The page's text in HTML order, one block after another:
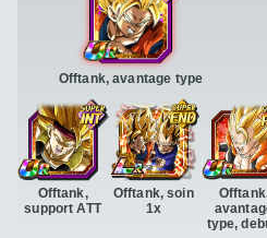
Offtank, avantage type
Offtank,
support ATT
Offtank, soin
1x
type,